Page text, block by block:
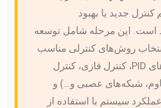
جدید یا بهبود
است. این مرحله شامل توسعه
روش‌های کنترلی مناسب
(مانند کنترل‌کننده‌های PID، کنترل فازی، کنترل
شبکه‌های عصبی و…) و
سیستم با استفاده از